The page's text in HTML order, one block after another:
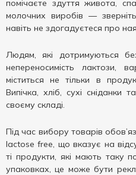
помічаєте здуття живота,
молочних виробів —
навіть не здогадуєтеся про
Людям, які дотримуються
непереносимість лактози,
міститься не тільки в
Випічка, хліб, сухі сніданки
своєму складі.
Під час вибору товарів
lactose free, що вказує на
ті продукти, які мають таку
упаковках, це може бути